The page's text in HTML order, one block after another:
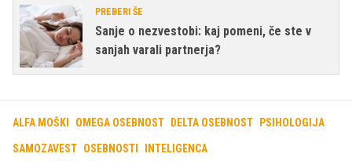
PREBERI ŠE
Sanje o nezvestobi: kaj pomeni, če ste v
sanjah varali partnerja?
ALFA MOŠKI OMEGA OSEBNOST DELTA OSEBNOST PSIHOLOGIJA
SAMOZAVEST OSEBNOSTI INTELIGENCA